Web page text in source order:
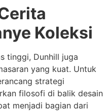
Koleksi
tinggi, Dunhill juga
yang kuat. Untuk
strategi
filosofi di balik desain
menjadi bagian dari